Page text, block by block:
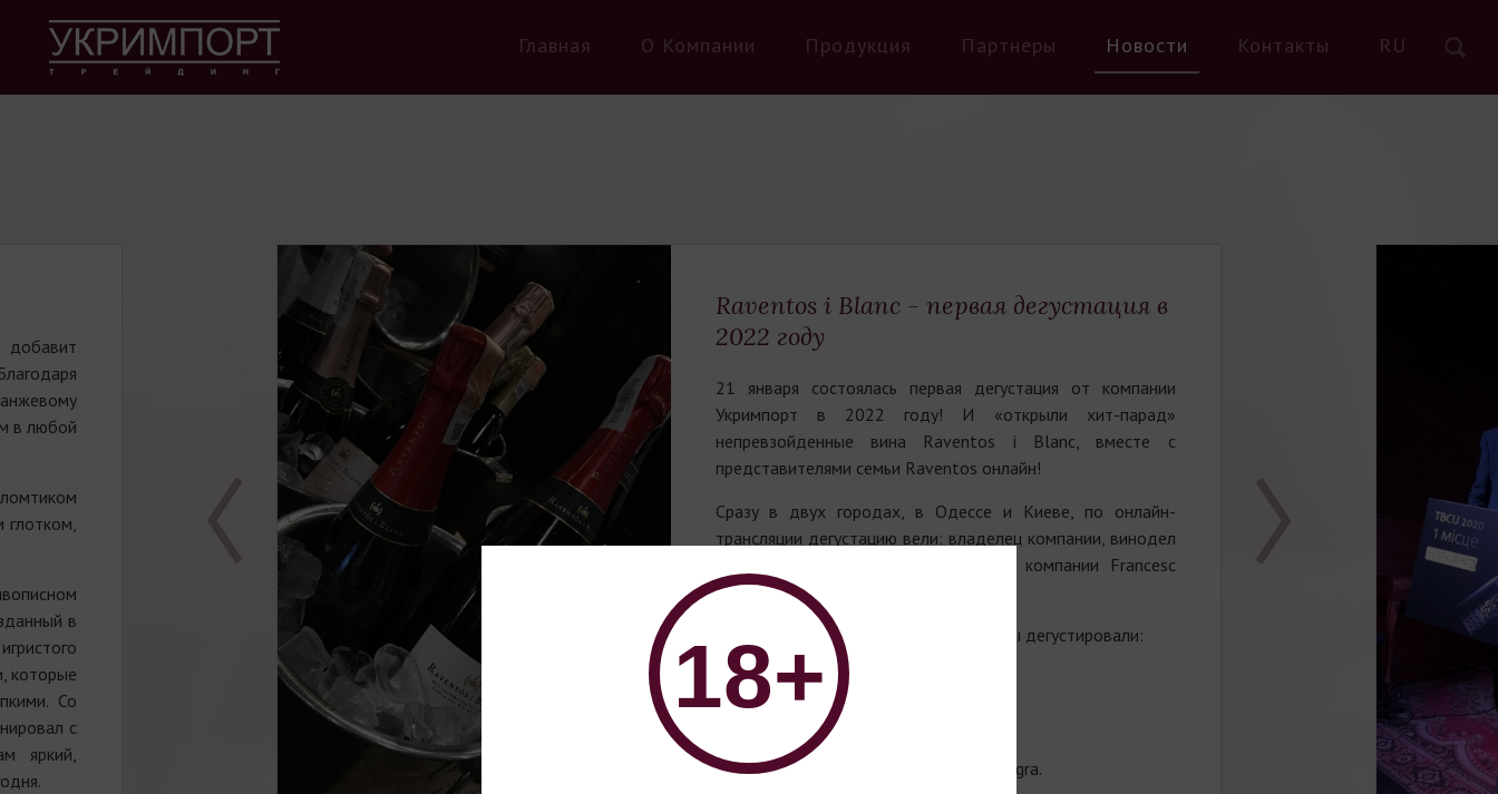
18+
Главная О Компании Продукция Партнеры Новости Контакты RU
в любой
глотком,
в
которые
Со
с
яркий,
Raventos i Blanc - первая дегустация в
2022 году
21 января состоялась первая дегустация от компании
Укримпорт в 2022 году! И «открыли хит-парад»
непревзойденные вина Raventos i Blanc, вместе с
представителями семьи Raventos онлайн!
Сразу в двух городах, в Одессе и Киеве, по онлайн-
трансляции дегустацию вели: владелец компании, винодел
Pepe Raventos, и экспорт-менеджер компании Francesc
Escala.
Посетило немало профессионалов! Мы дегустировали:
- Raventόs i Blanc Blanc de Blancs;
- Raventόs i Blanc De Nit Rose;
- Raventόs i Blanc De la Finca;
- Raventόs i Blanc Textures de Pedra;
- Raventόs i Blanc Manuel Raventós Negra.